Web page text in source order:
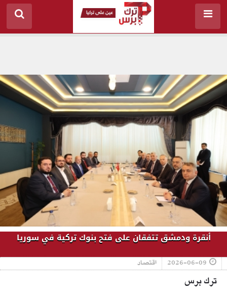
أنقرة ودمشق تتفقان على فتح بنوك تركية في سوريا
2026-06-09 اقتصاد
ترك برس